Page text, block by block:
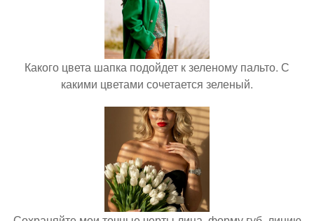
Какого цвета шапка подойдет к зеленому пальто. С
какими цветами сочетается зеленый.